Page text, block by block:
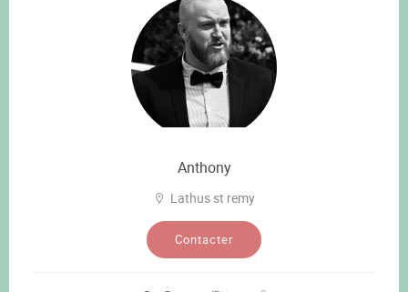
Anthony
Lathus st remy
Contacter